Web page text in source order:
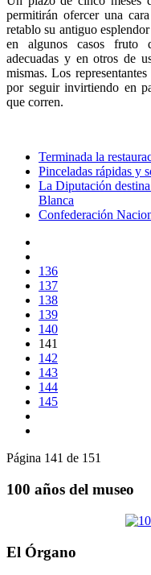
permitirán ofercer una
retablo su antiguo
en algunos casos fruto
adecuadas y en otros de
mismas. Los
por seguir invirtiendo en
que corren.
Terminada la
Pinceladas rápidas y
La Diputación
Blanca
Confederación
136
137
138
139
140
141
142
143
144
145
Página 141 de 151
100 años del museo
El Órgano